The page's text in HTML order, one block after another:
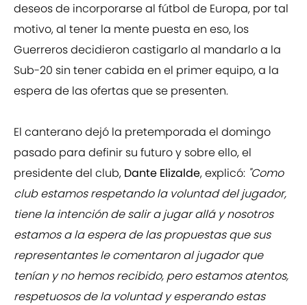
deseos de incorporarse al fútbol de Europa, por tal
motivo, al tener la mente puesta en eso, los
Guerreros decidieron castigarlo al mandarlo a la
Sub-20 sin tener cabida en el primer equipo, a la
espera de las ofertas que se presenten.
El canterano dejó la pretemporada el domingo
pasado para definir su futuro y sobre ello, el
presidente del club, Dante Elizalde, explicó: "Como
club estamos respetando la voluntad del jugador,
tiene la intención de salir a jugar allá y nosotros
estamos a la espera de las propuestas que sus
representantes le comentaron al jugador que
tenían y no hemos recibido, pero estamos atentos,
respetuosos de la voluntad y esperando estas